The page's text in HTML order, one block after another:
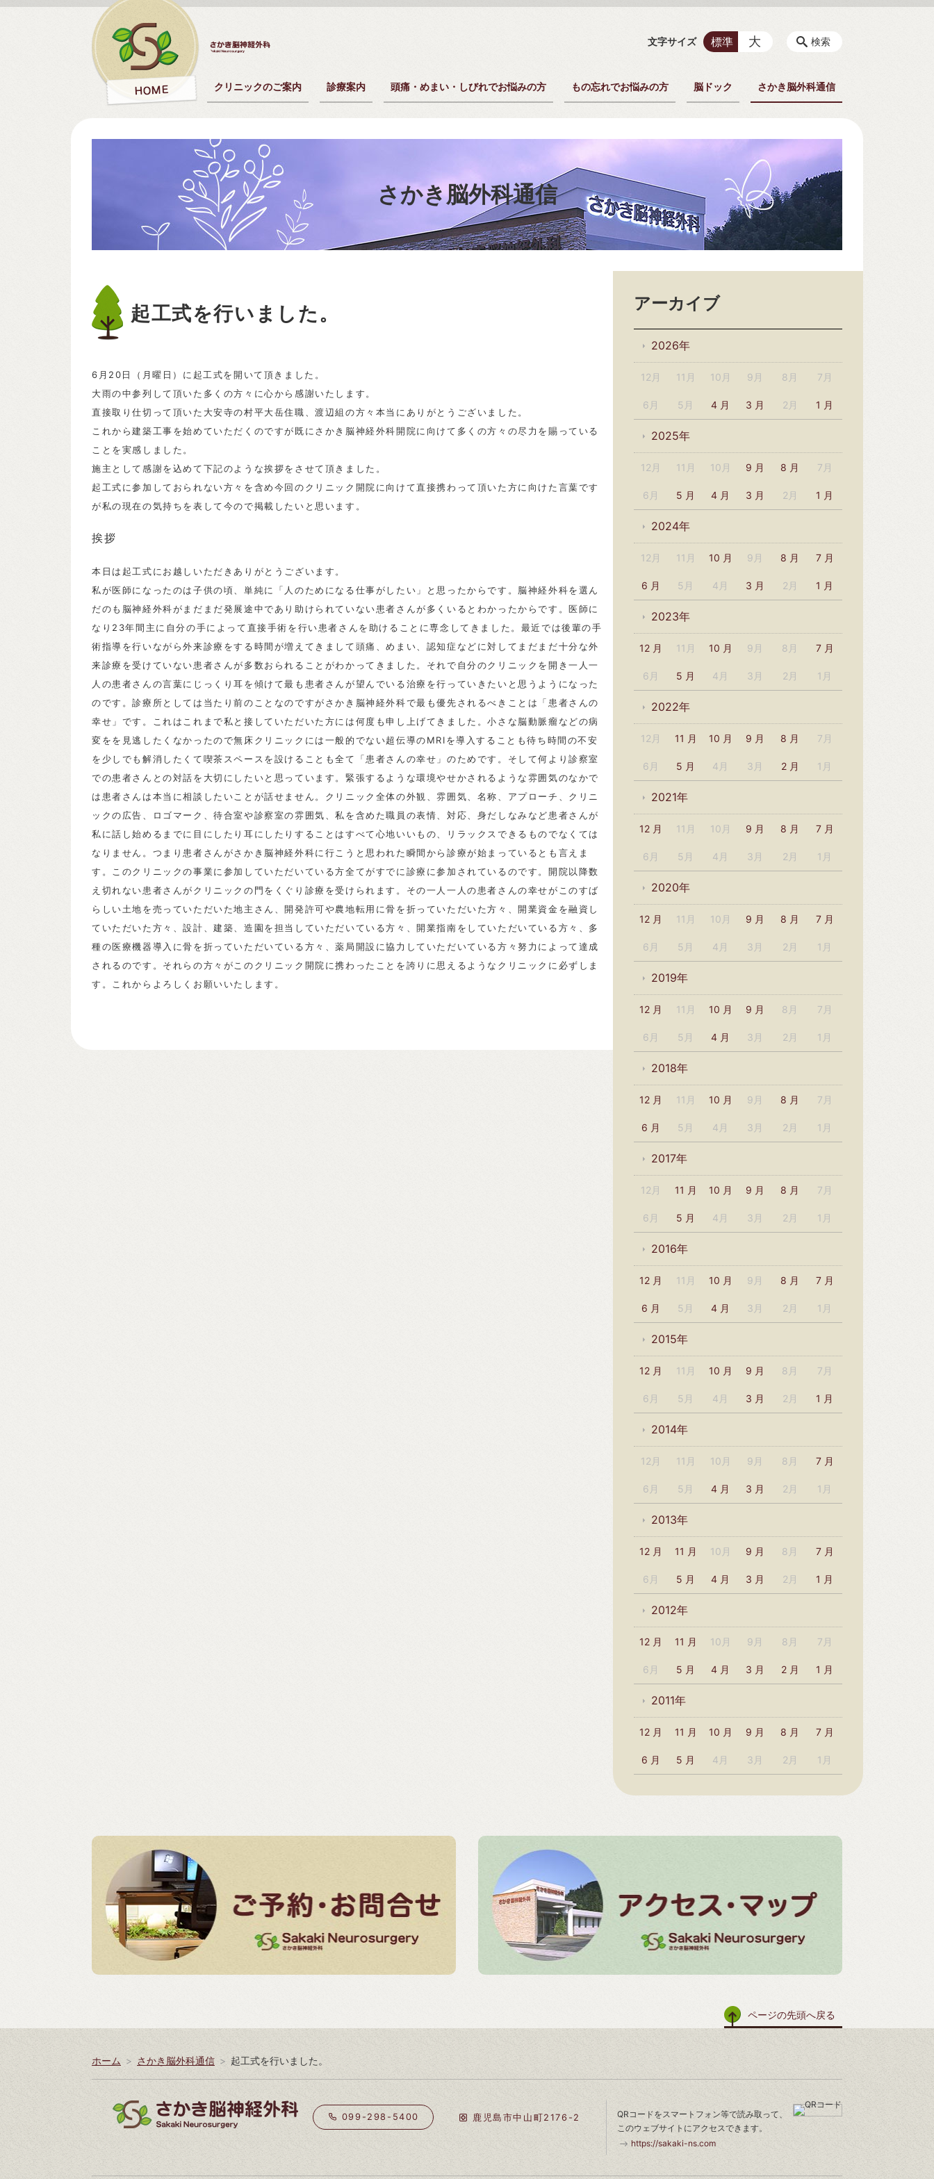
クリニックのご案内 診療案内 頭痛・めまい・しびれでお悩みの方 もの忘れでお悩みの方 脳ドック さかき脳外科通信
検索
文字サイズ 標準 大
さかき脳外科通信
起工式を行いました。
6月20日（月曜日）に起工式を開いて頂きました。
大雨の中参列して頂いた多くの方々に心から感謝いたします。
直接取り仕切って頂いた大安寺の村平大岳住職、渡辺組の方々本当にありがとうございました。
これから建築工事を始めていただくのですが既にさかき脳神経外科開院に向けて多くの方々の尽力を賜っている
ことを実感しました。
施主として感謝を込めて下記のような挨拶をさせて頂きました。
起工式に参加しておられない方々を含め今回のクリニック開院に向けて直接携わって頂いた方に向けた言葉です
が私の現在の気持ちを表して今ので掲載したいと思います。
挨拶
本日は起工式にお越しいただきありがとうございます。
私が医師になったのは子供の頃、単純に「 人のためになる仕事がしたい」と思ったからです。脳神経外科を選ん
だのも脳神経外科がまだまだ発展途中であり助けられていない患者さんが多くいるとわかったからです。医師に
なり23年間主に自分の手によって直接手術を行い患者さんを助けることに専念してきました。最近では後輩の手
術指導を行いながら外来診療をする時間が増えてきまして頭痛、めまい、認知症などに対してまだまだ十分な外
来診療を受けていない患者さんが多数おられることがわかってきました。それで自分のクリニックを開き一人一
人の患者さんの言葉にじっくり耳を傾けて最も患者さんが望んでいる治療を行っていきたいと思うようになった
のです。診療所としては当たり前のことなのですがさかき脳神経外科で最も優先されるべきことは「患者さんの
幸せ」です。これはこれまで私と接していただいた方には何度も申し上げてきました。小さな脳動脈瘤などの病
変をを見逃したくなかったので無床クリニックには一般的でない超伝導のMRIを導入することも待ち時間の不安
を少しでも解消したくて喫茶スペースを設けることも全て「患者さんの幸せ」のためです。そして何より診察室
での患者さんとの対話を大切にしたいと思っています。緊張するような環境やせかされるような雰囲気のなかで
は患者さんは本当に相談したいことが話せません。クリニック全体の外観、雰囲気、名称、アプローチ、クリニ
ックの広告、ロゴマーク、待合室や診察室の雰囲気、私を含めた職員の表情、対応、身だしなみなど患者さんが
私に話し始めるまでに目にしたり耳にしたりすることはすべて心地いいもの、リラックスできるものでなくては
なりません。つまり患者さんがさかき脳神経外科に行こうと思われた瞬間から診療が始まっているとも言えま
す。このクリニックの事業に参加していただいている方全てがすでに診療に参加されているのです。開院以降数
え切れない患者さんがクリニックの門をくぐり診療を受けられます。その一人一人の患者さんの幸せがこのすば
らしい土地を売っていただいた地主さん、開発許可や農地転用に骨を折っていただいた方々、開業資金を融資し
ていただいた方々、設計、建築、造園を担当していただいている方々、開業指南をしていただいている方々、多
種の医療機器導入に骨を折っていただいている方々、薬局開設に協力していただいている方々努力によって達成
されるのです。それらの方々がこのクリニック開院に携わったことを誇りに思えるようなクリニックに必ずしま
す。これからよろしくお願いいたします。
アーカイブ
2026年
12月 11月 10月 9月 8月 7月
6月 5月 4 月 3 月 2月 1 月
2025年
12月 11月 10月 9 月 8 月 7月
6月 5 月 4 月 3 月 2月 1 月
2024年
12月 11月 10 月 9月 8 月 7 月
6 月 5月 4月 3 月 2月 1 月
2023年
12 月 11月 10 月 9月 8月 7 月
6月 5 月 4月 3月 2月 1月
2022年
12月 11 月 10 月 9 月 8 月 7月
6月 5 月 4月 3月 2 月 1月
2021年
12 月 11月 10月 9 月 8 月 7 月
6月 5月 4月 3月 2月 1月
2020年
12 月 11月 10月 9 月 8 月 7 月
6月 5月 4月 3月 2月 1月
2019年
12 月 11月 10 月 9 月 8月 7月
6月 5月 4 月 3月 2月 1月
2018年
12 月 11月 10 月 9月 8 月 7月
6 月 5月 4月 3月 2月 1月
2017年
12月 11 月 10 月 9 月 8 月 7月
6月 5 月 4月 3月 2月 1月
2016年
12 月 11月 10 月 9月 8 月 7 月
6 月 5月 4 月 3月 2月 1月
2015年
12 月 11月 10 月 9 月 8月 7月
6月 5月 4月 3 月 2月 1 月
2014年
12月 11月 10月 9月 8月 7 月
6月 5月 4 月 3 月 2月 1月
2013年
12 月 11 月 10月 9 月 8月 7 月
6月 5 月 4 月 3 月 2月 1 月
2012年
12 月 11 月 10月 9月 8月 7月
6月 5 月 4 月 3 月 2 月 1 月
2011年
12 月 11 月 10 月 9 月 8 月 7 月
6 月 5 月 4月 3月 2月 1月
ページの先頭へ戻る
ホーム さかき脳外科通信 起工式を行いました。
099-298-5400 鹿児島市中山町2176-2
QRコードをスマートフォン等で読み取って、
このウェブサイトにアクセスできます。
https://sakaki-ns.com